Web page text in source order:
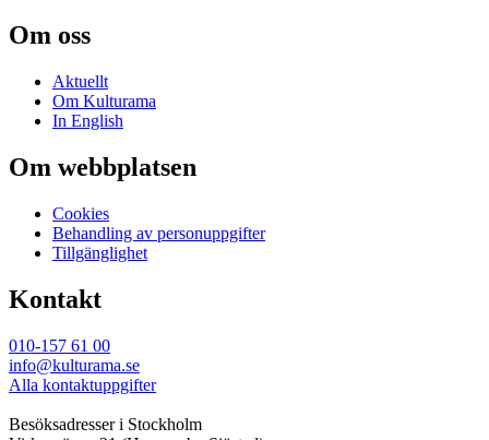
Om oss
Aktuellt
Om Kulturama
In English
Om webbplatsen
Cookies
Behandling av personuppgifter
Tillgänglighet
Kontakt
010-157 61 00
info@kulturama.se
Alla kontaktuppgifter
Besöksadresser i Stockholm